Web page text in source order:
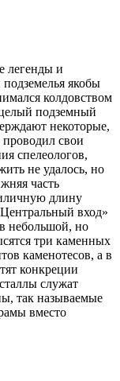
легенды и
якобы
колдовством
подземный
некоторые,
свои
спелеологов,
не удалось, но
часть
длину
вход»
небольшой, но
три каменных
каменотесов, а в
конкреции
служат
так называемые
вместо